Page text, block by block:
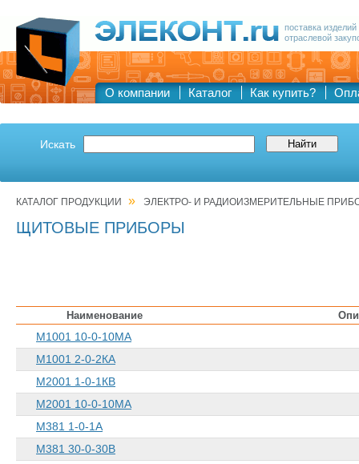
поставка
отраслевой
О компании Каталог Как купить?
Искать
КАТАЛОГ ПРОДУКЦИИ » ЭЛЕКТРО- И РАДИОИЗМЕРИТЕЛЬНЫЕ
ЩИТОВЫЕ ПРИБОРЫ
Наименование
М1001 10-0-10МА
М1001 2-0-2КА
М2001 1-0-1КВ
М2001 10-0-10МА
М381 1-0-1А
М381 30-0-30В